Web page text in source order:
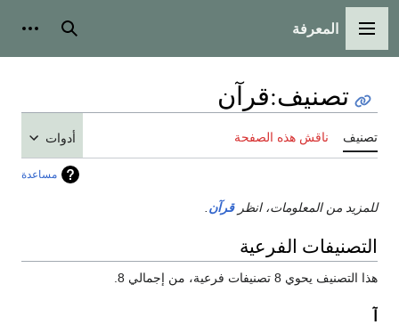
القائمة الرئيسية
المعرفة بحث
تصنيف:قرآن
تصنيف ناقش هذه الصفحة أدوات
مساعدة
للمزيد من المعلومات، انظرقرآن
التصنيفات الفرعية
هذا التصنيف يحوي 8 تصنيفات فرعية، من إجمالي 8.